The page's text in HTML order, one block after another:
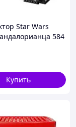
Star Wars
584
Купить